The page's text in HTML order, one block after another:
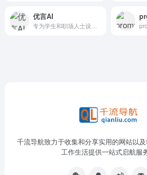
优言AI
千流导航致力于收集和分享实用的网站以
工作生活提供一站式启航服务